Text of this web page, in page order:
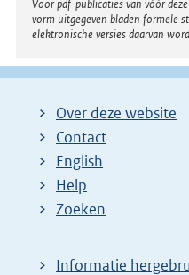
Voor pdf-publicaties van vóór
vorm uitgegeven bladen formele
elektronische versies daarvan
Over deze website
Contact
English
Help
Zoeken
Informatie